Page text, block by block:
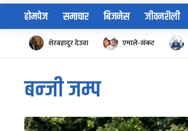
होमपेज समाचार बिजनेस जीवनशैली
शेरबहादुर देउवा एमाले-संकट
बन्जी जम्प